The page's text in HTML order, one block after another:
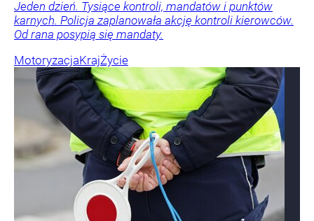
Jeden dzień. Tysiące kontroli, mandatów i punktów
karnych. Policja zaplanowała akcję kontroli kierowców.
Od rana posypią się mandaty.
MotoryzacjaKrajŻycie